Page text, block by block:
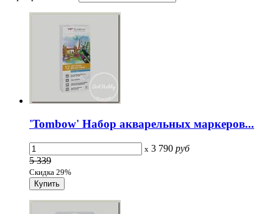
'Tombow' Набор акварельных маркеров...
x 3 790 руб
5 339
Скидка 29%